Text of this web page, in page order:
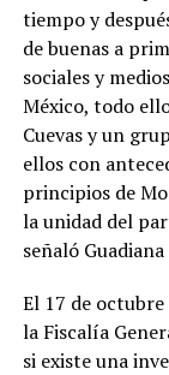
tiempo y
de buenas a
sociales y
México, todo
Cuevas y un
ellos con
principios de
la unidad del
señaló
El 17 de octubre
la Fiscalía
si existe una